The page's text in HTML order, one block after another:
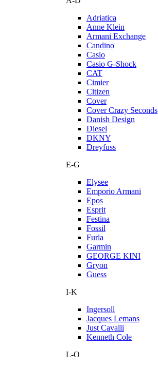
Adriatica
Anne Klein
Armani Exchange
Candino
Casio
Casio G-Shock
CAT
Cimier
Citizen
Cover
Cover Crazy Seconds
Danish Design
Diesel
DKNY
Dreyfuss
E-G
Elysee
Emporio Armani
Epos
Esprit
Festina
Fossil
Furla
Garmin
GEORGE KINI
Gryon
Guess
I-K
Ingersoll
Jacques Lemans
Just Cavalli
Kenneth Cole
L-O